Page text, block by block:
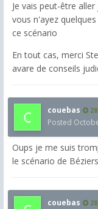
Je vais peut-être
vous n'ayez
ce scénario
En tout cas, merci
avare de conseils
couebas 28
Posted
Oups je me suis
le scénario de
couebas 28